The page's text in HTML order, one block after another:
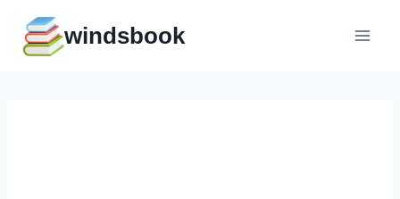
содержимому
windsbook